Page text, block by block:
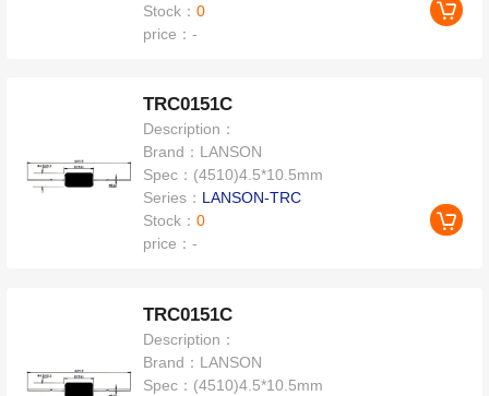
Stock：0
price：-
TRC0151C
Description：
Brand： LANSON
Spec： (4510)4.5*10.5mm
Series： LANSON-TRC
Stock：0
price：-
TRC0151C
Description：
Brand： LANSON
Spec： (4510)4.5*10.5mm